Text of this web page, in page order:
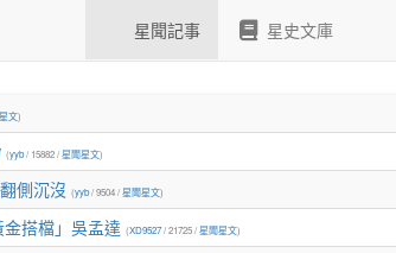
星聞記事 星史文庫
文)
(yyb/ 15882 /星聞星文)
側沉沒 (yyb/ 9504 /星聞星文)
金搭檔」吳孟達 (XD9527/ 21725 /星聞星文)